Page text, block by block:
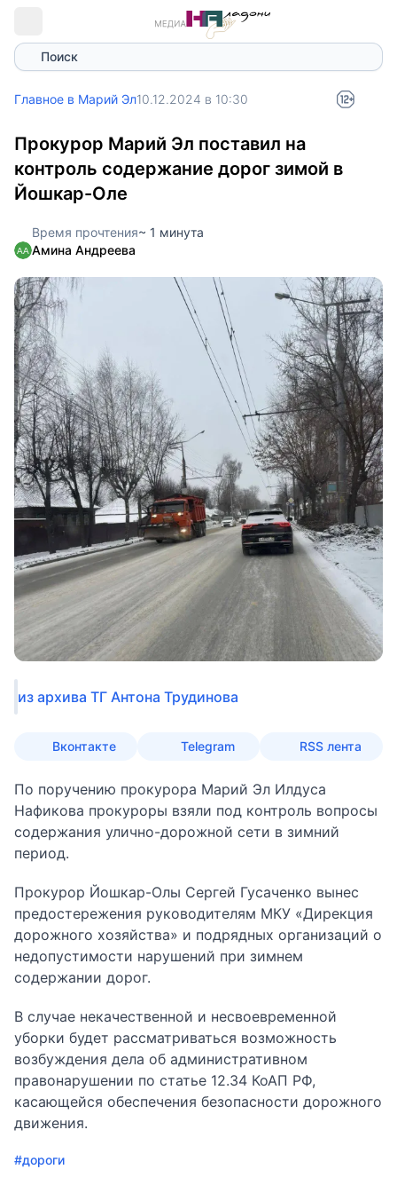
Поиск
Главное в Марий Эл10.12.2024 в 10:30
Прокурор Марий Эл поставил на
контроль содержание дорог зимой в
Йошкар-Оле
Время прочтения~ 1 минута
Амина Андреева
из архива ТГ Антона Трудинова
Вконтакте Telegram RSS лента
По поручению прокурора Марий Эл Илдуса
Нафикова прокуроры взяли под контроль вопросы
содержания улично-дорожной сети в зимний
период.
Прокурор Йошкар-Олы Сергей Гусаченко вынес
предостережения руководителям МКУ «Дирекция
дорожного хозяйства» и подрядных организаций о
недопустимости нарушений при зимнем
содержании дорог.
В случае некачественной и несвоевременной
уборки будет рассматриваться возможность
возбуждения дела об административном
правонарушении по статье 12.34 КоАП РФ,
касающейся обеспечения безопасности дорожного
движения.
#дороги